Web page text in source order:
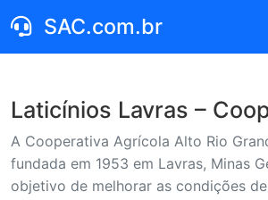
SAC.com.br
Laticínios Lavras –
A Cooperativa Agrícola Alto Rio
fundada em 1953 em Lavras, Minas
objetivo de melhorar as condições